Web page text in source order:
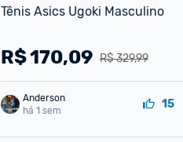
Tênis Asics Ugoki Masculino
R$ 329,99
R$170,09
Anderson
há 1 sem
15